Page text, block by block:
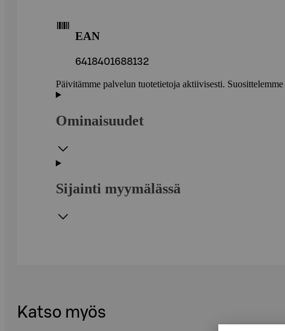
EAN
6418401688132
Päivitämme palvelun tuotetietoja aktiivisesti.
Ominaisuudet
Sijainti myymälässä
Katso myös